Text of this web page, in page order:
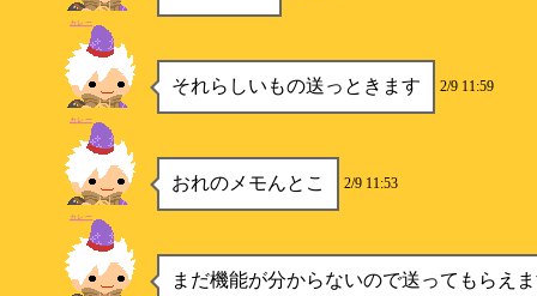
カレー
それらしいもの送っときます 2/9 11:59
カレー
おれのメモんとこ 2/9 11:53
カレー
まだ機能が分からないので送ってもらえ